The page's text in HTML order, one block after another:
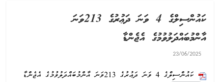
ކައުންސިލްގެ 4 ވަނަ ދަޢުރުގެ 213ވަނަ
އާންމުބައްދަލުވުމުގެ އެޖެންޑާ
23/06/2025
ކައުންސިލްގެ 4 ވަނަ ދަޢުރުގެ 213ވަނަ އާންމުބައްދަލުވުމުގެ އެޖެންޑާ